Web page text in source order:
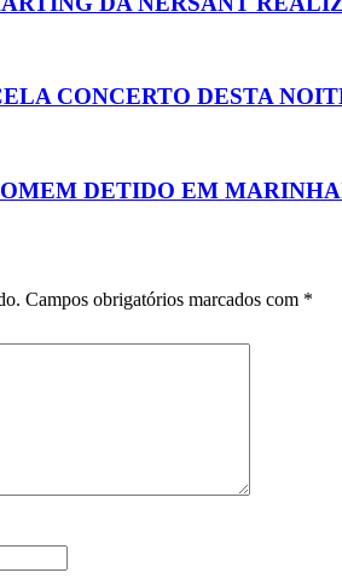
CONCERTO DESTA
DETIDO EM
Campos obrigatórios marcados com *